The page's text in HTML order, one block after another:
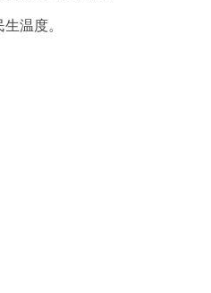
温度。